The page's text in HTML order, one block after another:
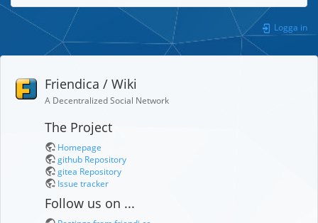
Logga in
Friendica / Wiki
A Decentralized Social Network
The Project
Homepage
github Repository
gitea Repository
Issue tracker
Follow us on ...